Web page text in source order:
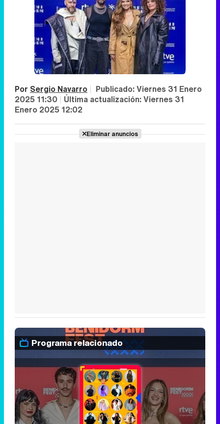
Por Sergio Navarro | Publicado:Viernes 31 Enero
2025 11:30 | Última actualización:Viernes 31
Enero 2025 12:02
Eliminar anuncios
Programa relacionado